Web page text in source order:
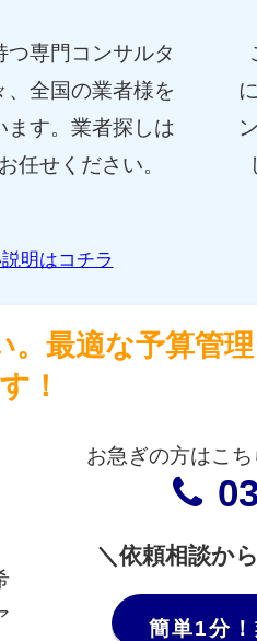
つ専門コンサルタ
、全国の業者様を
ます。業者探しは
任せください。
明はコチラ
最適な予算管
す！
お急ぎの方はこち
＼依頼相談か
簡単1分